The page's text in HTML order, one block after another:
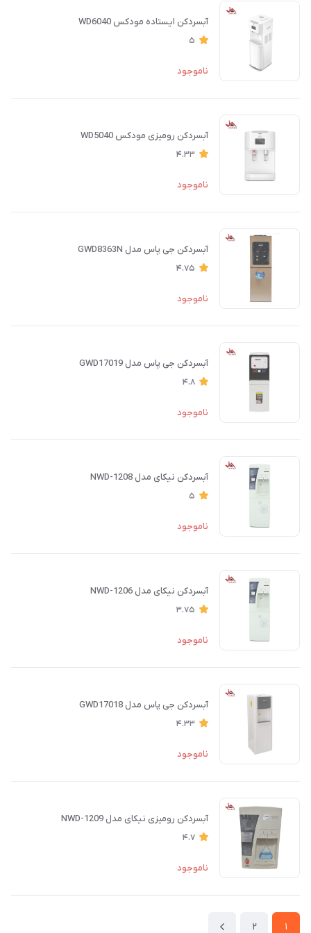
آبسردکن ایستاده مودکس WD6040
5
ناموجود
آبسردکن رومیزی مودکس WD5040
4.33
ناموجود
آبسردکن جی پاس مدل GWD8363N
4.75
ناموجود
آبسردکن جی پاس مدل GWD17019
4.8
ناموجود
آبسردکن نیکای مدل NWD-1208
5
ناموجود
آبسردکن نیکای مدل NWD-1206
3.75
ناموجود
آبسردکن جی پاس مدل GWD17018
4.33
ناموجود
آبسردکن رومیزی نیکای مدل NWD-1209
4.7
ناموجود
1
2